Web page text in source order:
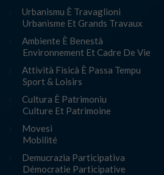
Urbanismu È Travaglioni
Urbanisme Et Grands Travaux
Ambiente È Benestà
Environnement Et Cadre De Vie
Attività Fisicà È Passa Tempu
Sport & Loisirs
Cultura È Patrimoniu
Culture Et Patrimoine
Movesi
Mobilité
Demucrazia Participativa
Démocratie Participative